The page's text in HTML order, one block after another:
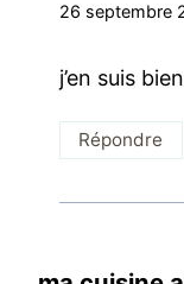
26 septembre
j’en suis
Répondre